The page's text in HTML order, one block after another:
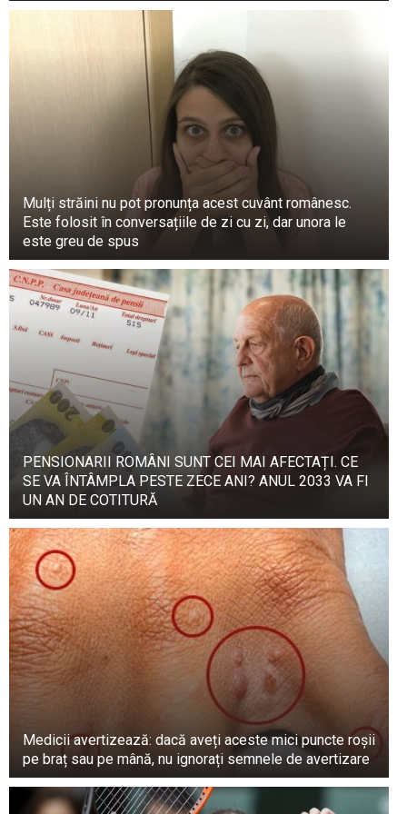
Consumul de ouă poate fi benefic pentru
persoanele cu diabet zaharat sau pentru acelea
care urmează o dietă low-carb.
Efecte pozitive
Aport de proteine: Ouăle sunt o sursă excelentă
de proteine de înaltă calitate, care sunt esențiale
pentru construirea și repararea țesuturilor,
funcționarea corectă a sistemului imunitar și
producerea de hormoni și enzime.
Vitamine și minerale:
vitamine și minerale esențiale, precum vitamina
D, vitamina B12, vitamina A, vitamina E, seleniu,
fosfor și colină. Acești nutrienți sunt importanți
pentru sănătatea creierului, sănătatea oaselor și
funcționarea sistemului nervos.
Sănătatea inimii: Consumul de ouă poate
îmbunătăți profilul lipidic al sângelui, deoarece
ouăle conțin colesterol bun (HDL) și acizi grași
omega-3, care sunt benefici pentru sănătatea
inimii.
Efecte negative
Mulți străini nu pot pronunța acest cuvânt românesc.
Este folosit în conversațiile de zi cu zi, dar unora le
este greu de spus
PENSIONARII ROMÂNI SUNT CEI MAI AFECTAȚI. CE
SE VA ÎNTÂMPLA PESTE ZECE ANI? ANUL 2033 VA FI
UN AN DE COTITURĂ
Medicii avertizează: dacă aveți aceste mici puncte roșii
pe braț sau pe mână, nu ignorați semnele de avertizare